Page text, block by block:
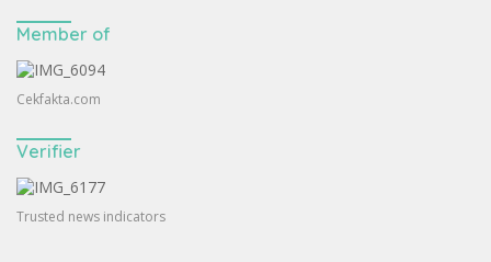
Member of
Cekfakta.com
Verifier
Trusted news indicators